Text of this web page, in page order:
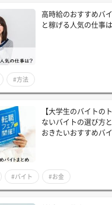
高時給のおすすめバ
と稼げる人気の仕事
#方法
【大学生のバイトの
ないバイトの選び方
おきたいおすすめバ
#バイト #お金